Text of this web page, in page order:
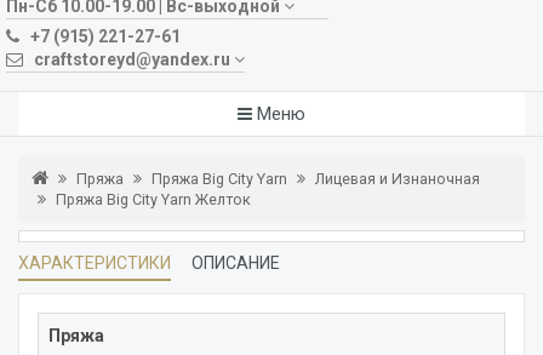
Пн-Сб 10.00-19.00 | Вс-выходной
+7 (915) 221-27-61
craftstoreyd@yandex.ru
Меню
Пряжа Пряжа Big City Yarn
Лицевая и Изнаночная
Пряжа Big City Yarn Желток
ХАРАКТЕРИСТИКИ ОПИСАНИЕ
Пряжа